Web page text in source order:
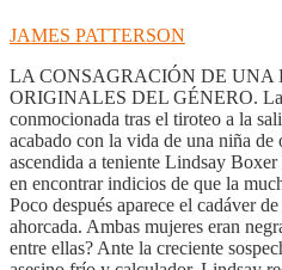
JAMES PATTERSON
LA CONSAGRACIÓN DE UNA
ORIGINALES DEL GÉNERO. La
conmocionada tras el tiroteo a la
acabado con la vida de una niña de
ascendida a teniente Lindsay Boxer
en encontrar indicios de que la
Poco después aparece el cadáver
ahorcada. Ambas mujeres eran
entre ellas? Ante la creciente